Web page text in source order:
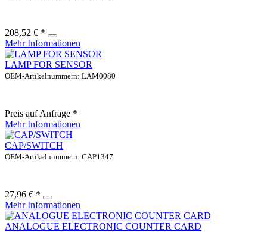
208,52 € *
Mehr Informationen
LAMP FOR SENSOR
OEM-Artikelnummern: LAM0080
Preis auf Anfrage *
Mehr Informationen
CAP/SWITCH
OEM-Artikelnummern: CAP1347
27,96 € *
Mehr Informationen
ANALOGUE ELECTRONIC COUNTER CARD